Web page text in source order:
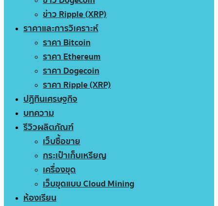
ข่าว Ripple (XRP)
ราคาและการวิเคราะห์
ราคา Bitcoin
ราคา Ethereum
ราคา Dogecoin
ราคา Ripple (XRP)
ปฏิทินเศรษฐกิจ
บทความ
รีวิวผลิตภัณฑ์
เว็บซื้อขาย
กระเป๋าเก็บเหรียญ
เครื่องขุด
เว็บขุดแบบ Cloud Mining
ห้องเรียน